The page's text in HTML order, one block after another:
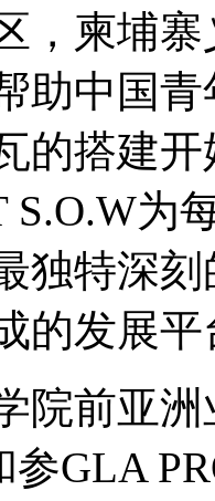
，柬埔
助中国
的搭建
S.O.W
独特深
的发展
院前亚
GLA